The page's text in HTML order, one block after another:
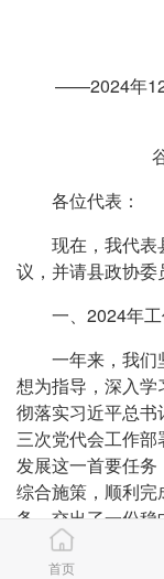
——2024年12
各位代表：
现在，我代
议，并请县政协委
一、2024年
一年来，我
想为指导，深入
彻落实习近平总
三次党代会工作
发展这一首要任务
综合施策，顺利
务，交出了一份
——这一年，
首页